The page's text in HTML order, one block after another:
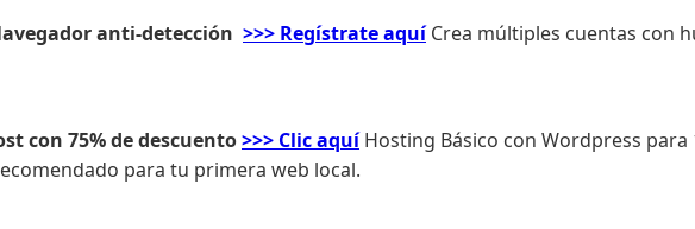
anti-detección >>> Regístrate aquíCrea múltiples cuentas con
con 75% de descuento>>> Clic aquíHosting Básico con Wordpress para
para tu primera web local.